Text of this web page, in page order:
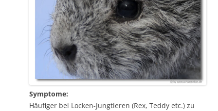
Symptome:
Häufiger bei Locken-Jungtieren (Rex, Teddy etc.) zu